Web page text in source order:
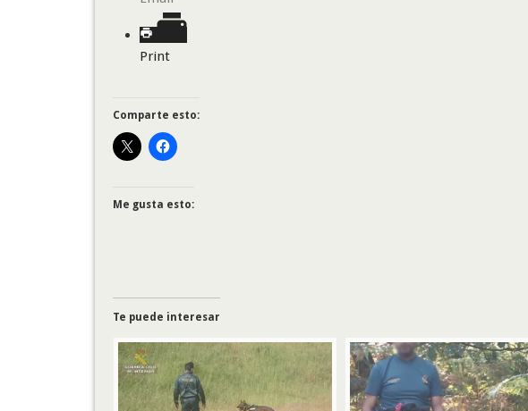
Print
Comparte esto:
Me gusta esto:
Te puede interesar